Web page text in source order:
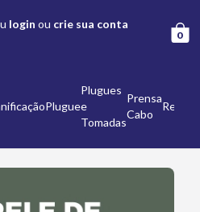
login ou crie sua conta
0
Plugue
Plugues
e
Tomadas
Prensa
Cabo